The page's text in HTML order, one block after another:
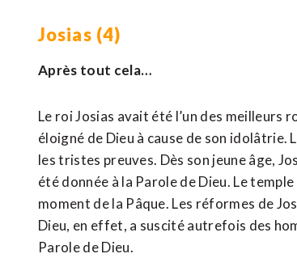
Josias (4)
Après tout cela…
Le roi Josias avait été l’un des meilleurs
éloigné de Dieu à cause de son
les tristes preuves. Dès son jeune âge,
été donnée à la Parole de Dieu. Le
moment de la Pâque. Les réformes de
Dieu, en effet, a suscité autrefois des
Parole de Dieu.